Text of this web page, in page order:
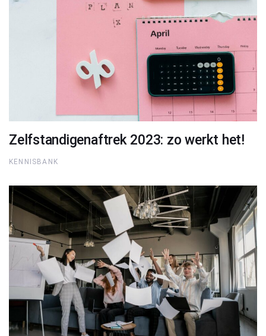
Zelfstandigenaftrek 2023: zo werkt het!
KENNISBANK